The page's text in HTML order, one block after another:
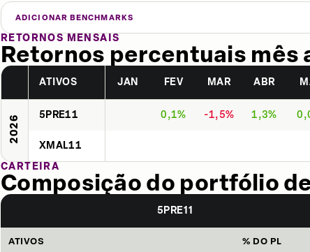
ADICIONAR BENCHMARKS
RETORNOS MENSAIS
Retornos percentuais mês
ATIVOS JAN FEV MAR ABR
2026 5PRE11 0,1% -1,5% 1,3%
XMAL11
CARTEIRA
Composição do portfólio
5PRE11
ATIVOS % DO PL